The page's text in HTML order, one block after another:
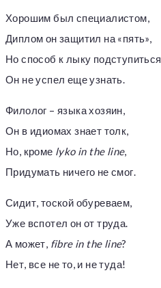
Хорошим был специалистом,
Диплом он защитил на «пять»,
Но способ к лыку подступиться
Он не успел еще узнать.
Филолог – языка хозяин,
Он в идиомах знает толк,
Но, кроме lyko in the line,
Придумать ничего не смог.
Сидит, тоской обуреваем,
Уже вспотел он от труда.
А может, fibre in the line?
Нет, все не то, и не туда!